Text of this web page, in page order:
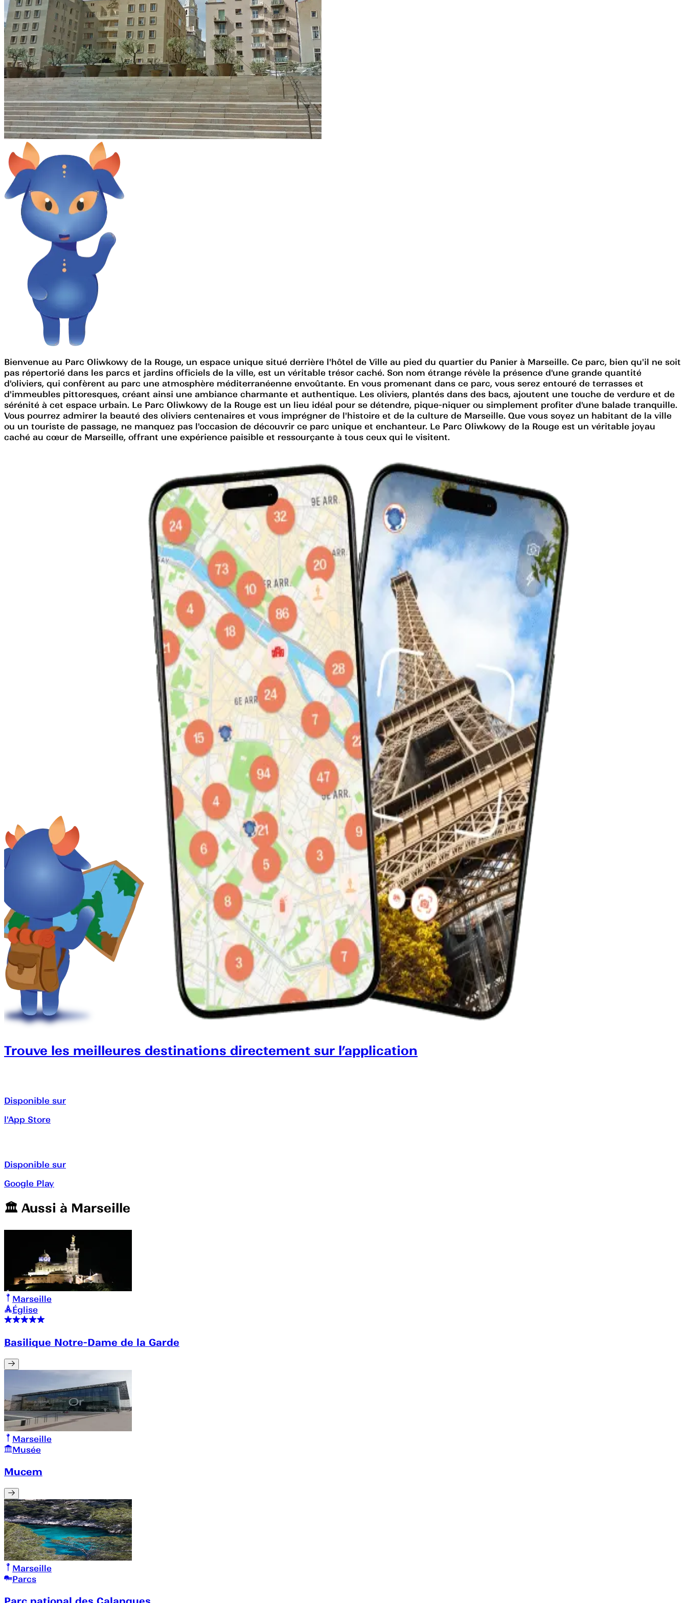
Bienvenue au Parc Oliwkowy de la Rouge, un espace unique situé derrière l'hôtel de Ville au pied du quartier du Panier à Marseille. Ce parc, bien qu'il ne soit
pas répertorié dans les parcs et jardins officiels de la ville, est un véritable trésor caché. Son nom étrange révèle la présence d'une grande quantité
d'oliviers, qui confèrent au parc une atmosphère méditerranéenne envoûtante. En vous promenant dans ce parc, vous serez entouré de terrasses et
d'immeubles pittoresques, créant ainsi une ambiance charmante et authentique. Les oliviers, plantés dans des bacs, ajoutent une touche de verdure et de
sérénité à cet espace urbain. Le Parc Oliwkowy de la Rouge est un lieu idéal pour se détendre, pique-niquer ou simplement profiter d'une balade tranquille.
Vous pourrez admirer la beauté des oliviers centenaires et vous imprégner de l'histoire et de la culture de Marseille. Que vous soyez un habitant de la ville
ou un touriste de passage, ne manquez pas l'occasion de découvrir ce parc unique et enchanteur. Le Parc Oliwkowy de la Rouge est un véritable joyau
caché au cœur de Marseille, offrant une expérience paisible et ressourçante à tous ceux qui le visitent.
Trouve les meilleures destinations directement sur l’application
Disponible sur
l'App Store
Disponible sur
Google Play
🏛️️ Aussi à Marseille
Marseille
Église
Basilique Notre-Dame de la Garde
Marseille
Musée
Mucem
Marseille
Parcs